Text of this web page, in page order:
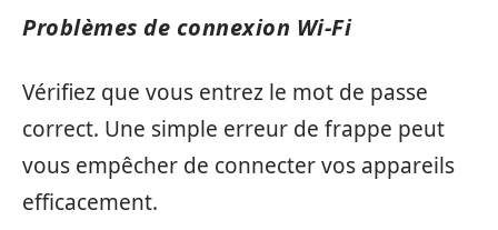
Problèmes de connexion Wi-Fi
Vérifiez que vous entrez le mot de passe
correct. Une simple erreur de frappe peut
vous empêcher de connecter vos appareils
efficacement.